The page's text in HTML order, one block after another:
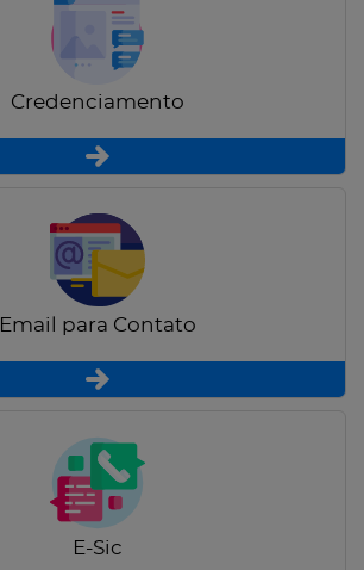
Credenciamento
Email para Contato
E-Sic